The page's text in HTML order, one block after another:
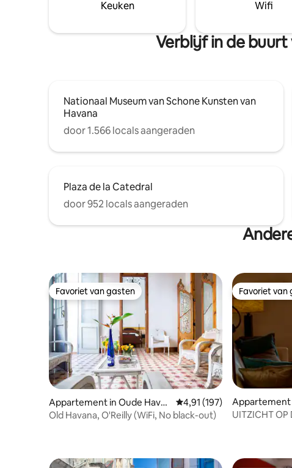
Keuken Wifi
Verblijf in de buurt
Nationaal Museum van Schone Kunsten van
Havana
door 1.566 locals aangeraden
Plaza de la Catedral
door 952 locals aangeraden
Favoriet van gasten
Favoriet van gasten
Appartement in Oude Havan
a
Gemiddelde beoordeling
4,91 (197)
Old Havana, O'Reilly (WiFi, No black-out)
Favoriet van
Favoriet van
Appartement
ana
UITZICHT OP